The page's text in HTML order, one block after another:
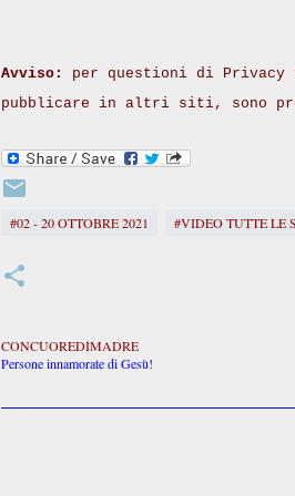
Avviso: per questioni di Privacy
pubblicare in altri siti, sono
#02 - 20 OTTOBRE 2021 #VIDEO TUTTE LE
CONCUOREDIMADRE
Persone innamorate di Gesù!